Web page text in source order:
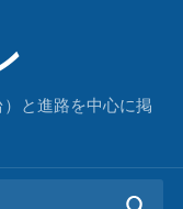
と進路を中心に掲